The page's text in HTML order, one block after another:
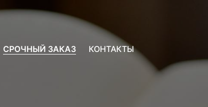
СРОЧНЫЙ ЗАКАЗ КОНТАКТЫ